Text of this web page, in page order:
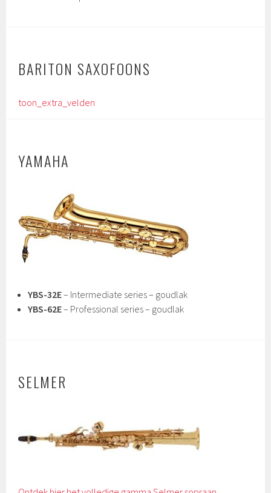
BARITON SAXOFOONS
toon_extra_velden
YAMAHA
YBS-32E– Intermediate series – goudlak
YBS-62E– Professional series – goudlak
SELMER